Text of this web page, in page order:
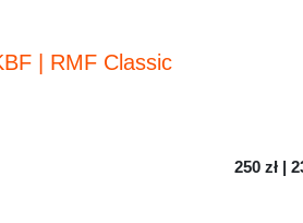
| RMF Classic
250 zł |